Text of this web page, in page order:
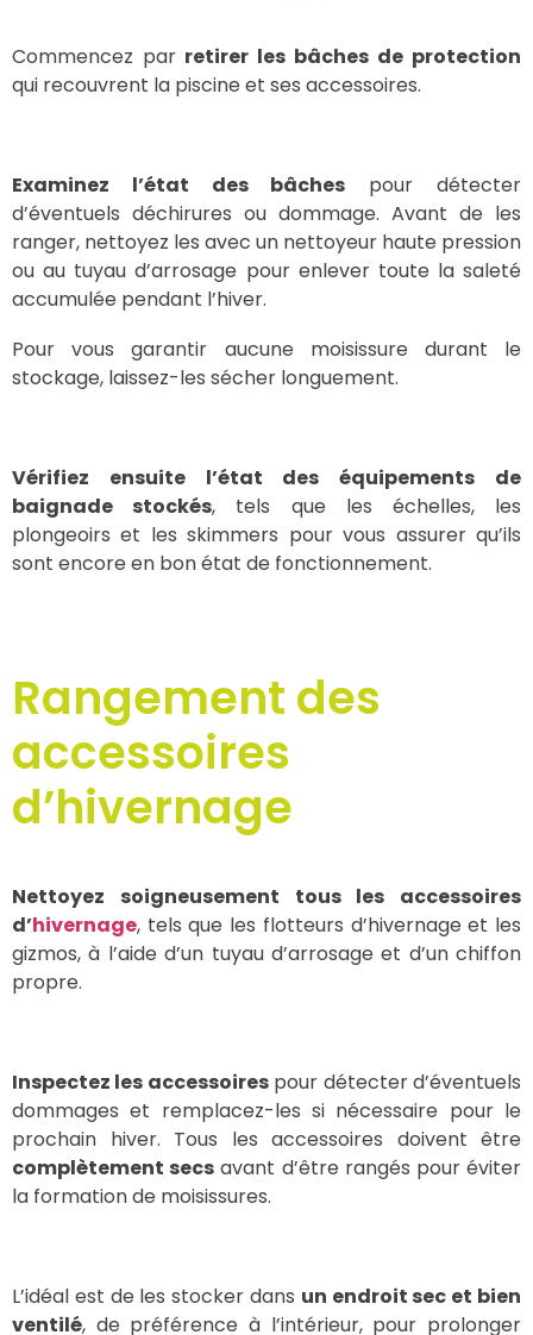
Commencez par retirer les bâches de protection
qui recouvrent la piscine et ses accessoires.
Examinez l’état des bâches pour détecter
d’éventuels déchirures ou dommage. Avant de les
ranger, nettoyez les avec un nettoyeur haute pression
ou au tuyau d’arrosage pour enlever toute la saleté
accumulée pendant l’hiver.
Pour vous garantir aucune moisissure durant le
stockage, laissez-les sécher longuement.
Vérifiez ensuite l’état des équipements de
baignade stockés, tels que les échelles, les
plongeoirs et les skimmers pour vous assurer qu’ils
sont encore en bon état de fonctionnement.
Rangement des
accessoires
d’hivernage
Nettoyez soigneusement tous les accessoires
d’hivernage, tels que les flotteurs d’hivernage et les
gizmos, à l’aide d’un tuyau d’arrosage et d’un chiffon
propre.
Inspectez les accessoirespour détecter d’éventuels
dommages et remplacez-les si nécessaire pour le
prochain hiver. Tous les accessoires doivent être
complètement secs avant d’être rangés pour éviter
la formation de moisissures.
L’idéal est de les stocker dans un endroit sec et bien
ventilé, de préférence à l’intérieur, pour prolonger